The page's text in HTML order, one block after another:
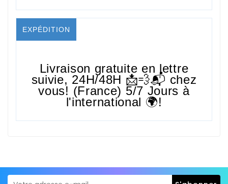
EXPÉDITION
Livraison gratuite en lettre
suivie, 24H/48H 📩💨📬 chez
vous! (France) 5/7 Jours à
l'international 🌍!